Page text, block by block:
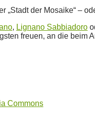
der Mosaike“ –
, Lignano Sabbiadoro
freuen, an die beim
Commons